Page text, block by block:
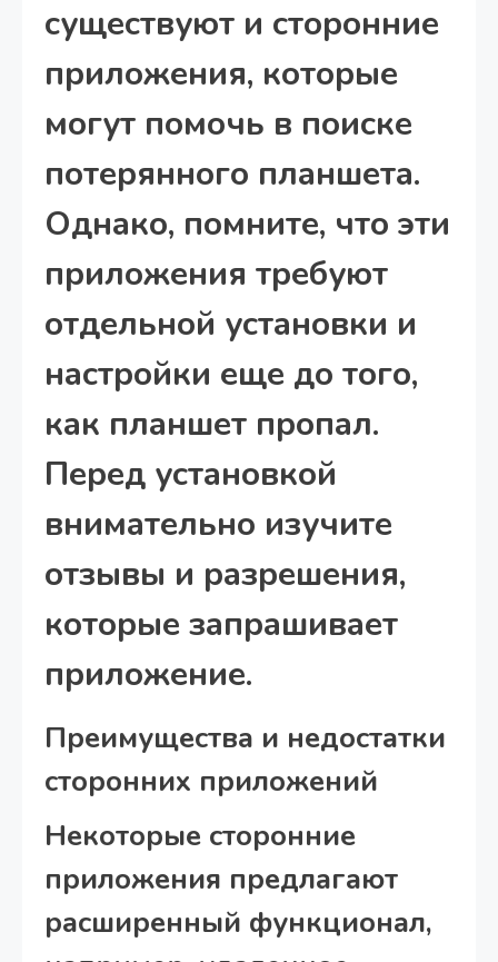
существуют и сторонние
приложения, которые
могут помочь в поиске
потерянного планшета.
Однако, помните, что эти
приложения требуют
отдельной установки и
настройки еще до того,
как планшет пропал.
Перед установкой
внимательно изучите
отзывы и разрешения,
которые запрашивает
приложение.
Преимущества и недостатки
сторонних приложений
Некоторые сторонние
приложения предлагают
расширенный функционал,